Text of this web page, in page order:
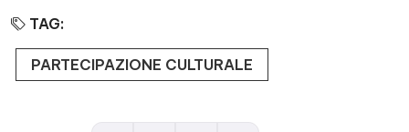
TAG:
PARTECIPAZIONE CULTURALE